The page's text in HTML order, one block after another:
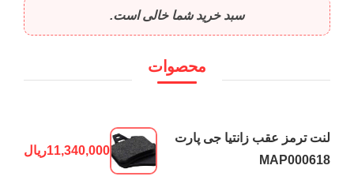
سبد خرید شما خالی است.
محصوات
لنت ترمز عقب زانتیا جی پارت
MAP000618
11,340,000ریال